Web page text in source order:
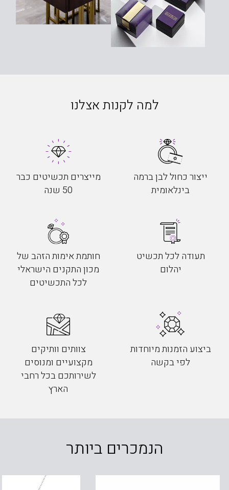
למה לקנות אצלנו
ייצור כחול לבן ברמה
בינלאומית
מייצרים תכשיטים כבר
50 שנה
תעודה לכל תכשיט
יהלום
חותמת אימות הזהב של
מכון התקנים הישראלי
לכל התכשיטים
ביצוע הזמנות מיוחדות
לפי בקשה
צוותים וותיקים
מקצועיים ומנוסים
לשירותכם בכל רחבי
הארץ
הנמכרים ביותר